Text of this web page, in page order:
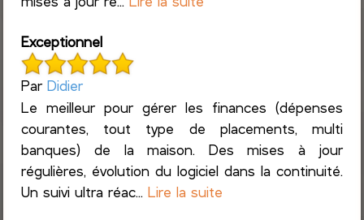
Exceptionnel
ParDidier
Le meilleur pour gérer les finances (dépenses
courantes, tout type de placements, multi
banques) de la maison. Des mises à jour
régulières, évolution du logiciel dans la continuité.
Un suivi ultra réac...Lire la suite